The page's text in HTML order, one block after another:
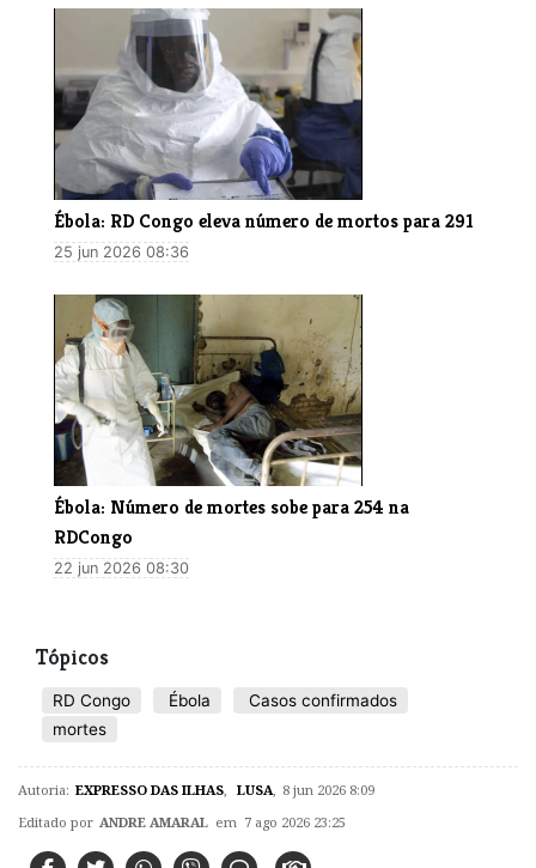
Ébola: RD Congo eleva número de mortos para 291
25 jun 2026 08:36
Ébola: Número de mortes sobe para 254 na
RDCongo
22 jun 2026 08:30
Tópicos
RD Congo Ébola
Casos confirmados
mortes
Autoria: EXPRESSO DAS ILHAS LUSA 8 jun 2026 8:09
Editado por ANDRE AMARAL em 7 ago 2026 23:25